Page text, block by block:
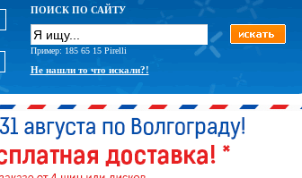
ПОИСК ПО САЙТУ
Пример: 185 65 15 Pirelli
Не нашли то что искали?!